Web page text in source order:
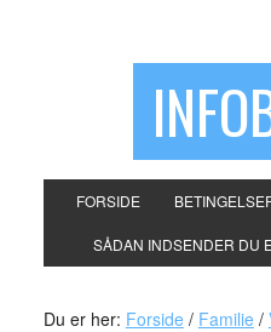
FORSIDE
SÅDAN INDSENDER DU
Du er her: Forside / Familie /